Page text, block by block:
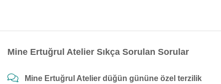
Mine Ertuğrul Atelier Sıkça Sorulan Sorular
Mine Ertuğrul Atelier düğün gününe özel terzilik